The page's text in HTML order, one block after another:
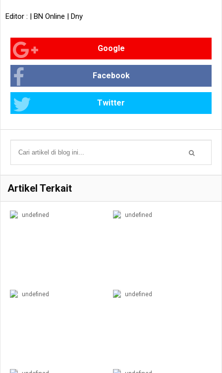
Editor : | BN Online | Dny
Google
Facebook
Twitter
Artikel Terkait
undefined undefined
undefined undefined